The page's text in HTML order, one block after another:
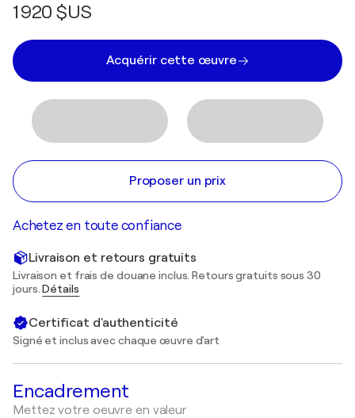
1 920 $US
Acquérir cette œuvre
Proposer un prix
Achetez en toute confiance
Livraison et retours gratuits
Livraison et frais de douane inclus. Retours gratuits sous 30
jours.Détails
Certificat d'authenticité
Signé et inclus avec chaque œuvre d'art
Encadrement
Mettez votre oeuvre en valeur